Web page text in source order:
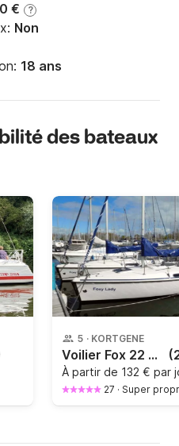
€ ?
Non
18 ans
des bateaux
5 · KORTGENE
Voilier Fox 22 6.5m
À partir de 132 € par
27 · Super